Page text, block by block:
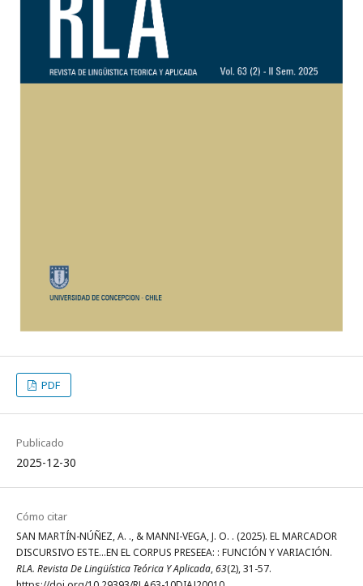
PDF
Publicado
2025-12-30
Cómo citar
SAN MARTÍN-NÚÑEZ, A. ., & MANNI-VEGA, J. O. . (2025). EL MARCADOR
DISCURSIVO ESTE…EN EL CORPUS PRESEEA: : FUNCIÓN Y VARIACIÓN.
RLA. Revista De Lingüística Teórica Y Aplicada,63(2), 31-57.